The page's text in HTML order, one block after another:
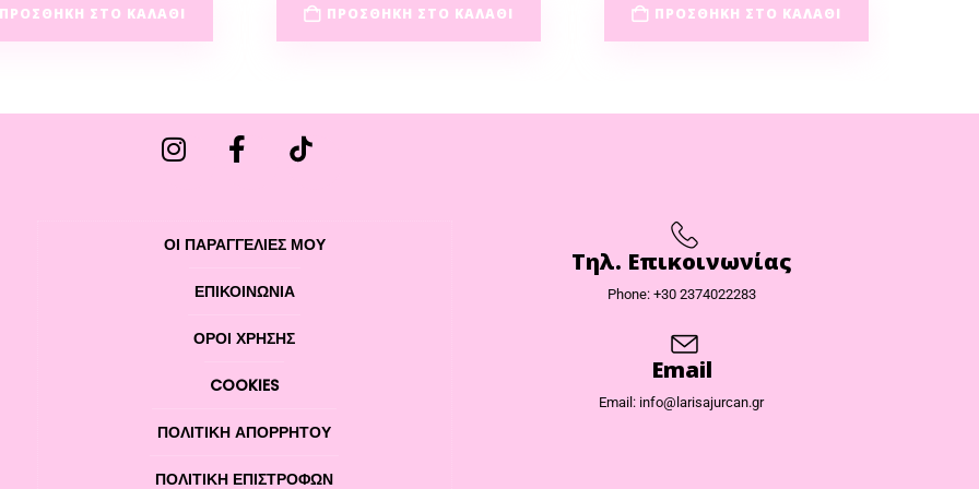
ΠΡΟΣΘΉΚΗ ΣΤΟ ΚΑΛΆΘΙ ΠΡΟΣΘΉΚΗ ΣΤΟ ΚΑΛΆΘΙ ΠΡΟΣΘΉΚΗ ΣΤΟ ΚΑΛΆΘΙ
ΟΙ ΠΑΡΑΓΓΕΛΙΕΣ ΜΟΥ
ΕΠΙΚΟΙΝΩΝΊΑ
ΌΡΟΙ ΧΡΉΣΗΣ
COOKIES
ΠΟΛΙΤΙΚΉ ΑΠΟΡΡΉΤΟΥ
ΠΟΛΙΤΙΚΉ ΕΠΙΣΤΡΟΦΏΝ
Τηλ. Επικοινωνίας
Phone: +30 2374022283
Email
Email: info@larisajurcan.gr